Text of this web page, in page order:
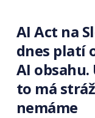
AI Act na
dnes platí
AI
to má
nemáme